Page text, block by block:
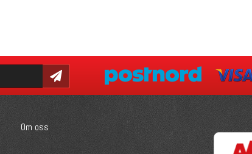
Skicka
Om oss